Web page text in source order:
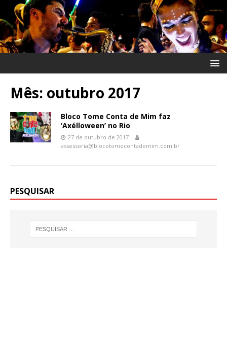
Mês: outubro 2017
Bloco Tome Conta de Mim faz
‘Axélloween’ no Rio
27 de outubro de 2017
assessoria@blocotomecontademim.com.br
PESQUISAR